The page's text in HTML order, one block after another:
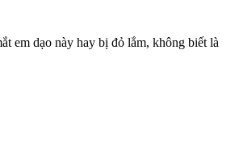
em dạo này hay bị đỏ lắm, không biết là